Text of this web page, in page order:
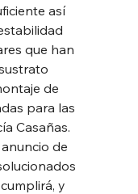
así
que han
de
para las
Casañas.
de
y